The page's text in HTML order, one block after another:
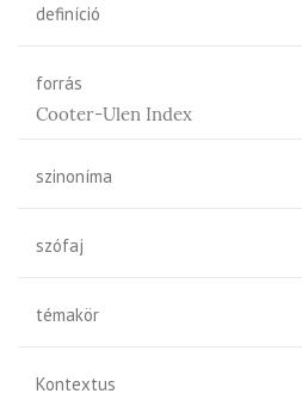
definíció
forrás
Cooter-Ulen Index
szinoníma
szófaj
témakör
Kontextus